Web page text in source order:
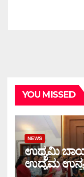
YOU MISSED
NEWS
ಉದ್ಯಮಿ
ಉದ್ಯಮ